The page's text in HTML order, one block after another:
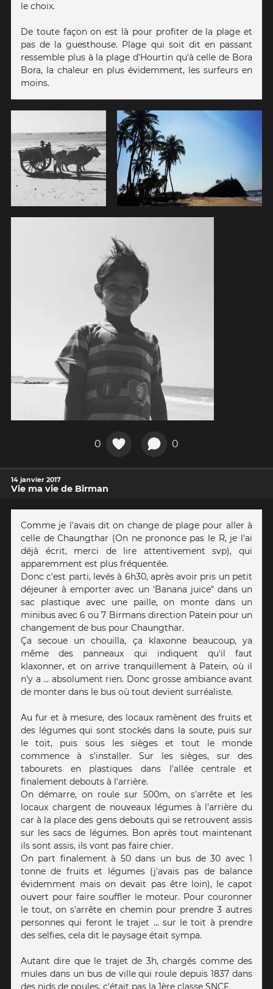
le choix.
De toute façon on est là pour profiter de la plage et
pas de la guesthouse. Plage qui soit dit en passant
ressemble plus à la plage d'Hourtin qu'à celle de Bora
Bora, la chaleur en plus évidemment, les surfeurs en
moins.
0 0
14 janvier 2017
Vie ma vie de Birman
Comme je l'avais dit on change de plage pour aller à
celle de Chaungthar (On ne prononce pas le R, je l'ai
déjà écrit, merci de lire attentivement svp), qui
apparemment est plus fréquentée.
Donc c'est parti, levés à 6h30, après avoir pris un petit
déjeuner à emporter avec un 'Banana juice" dans un
sac plastique avec une paille, on monte dans un
minibus avec 6 ou 7 Birmans direction Patein pour un
changement de bus pour Chaungthar.
Ça secoue un chouilla, ça klaxonne beaucoup, ya
même des panneaux qui indiquent qu'il faut
klaxonner, et on arrive tranquillement à Patein, où il
n'y a ... absolument rien. Donc grosse ambiance avant
de monter dans le bus où tout devient surréaliste.
Au fur et à mesure, des locaux ramènent des fruits et
des légumes qui sont stockés dans la soute, puis sur
le toit, puis sous les sièges et tout le monde
commence à s'installer. Sur les sièges, sur des
tabourets en plastiques dans l'allée centrale et
finalement debouts à l'arrière.
On démarre, on roule sur 500m, on s'arrête et les
locaux chargent de nouveaux légumes à l'arrière du
car à la place des gens debouts qui se retrouvent assis
sur les sacs de légumes. Bon après tout maintenant
ils sont assis, ils vont pas faire chier.
On part finalement à 50 dans un bus de 30 avec 1
tonne de fruits et légumes (j'avais pas de balance
évidemment mais on devait pas être loin), le capot
ouvert pour faire souffler le moteur. Pour couronner
le tout, on s'arrête en chemin pour prendre 3 autres
personnes qui feront le trajet ... sur le toit à prendre
des selfies, cela dit le paysage était sympa.
Autant dire que le trajet de 3h, chargés comme des
mules dans un bus de ville qui roule depuis 1837 dans
des nids de poules, c'était pas la 1ère classe SNCF.